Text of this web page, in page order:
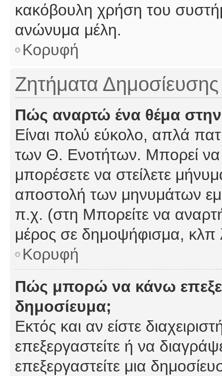
κακόβουλη χρήση του
ανώνυμα μέλη.
Κορυφή
Ζητήματα Δημοσίευσης
Πώς αναρτώ ένα θέμα
Είναι πολύ εύκολο, απλά
των Θ. Ενοτήτων. Μπορεί να
μπορέσετε να στείλετε
αποστολή των μηνυμάτων
π.χ. (στη Μπορείτε να
μέρος σε δημοψήφισμα, κλπ
Κορυφή
Πώς μπορώ να κάνω
δημοσίευμα;
Εκτός και αν είστε
επεξεργαστείτε ή να
επεξεργαστείτε μια